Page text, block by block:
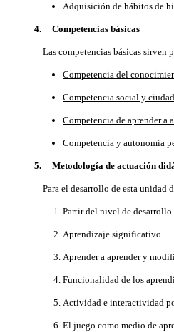
Adquisición de hábitos de
4. Competencias básicas
Las competencias básicas sirven
Competencia del
Competencia social y
Competencia de aprender a
Competencia y autonomía
5. Metodología de actuación
Para el desarrollo de esta unidad
Partir del nivel de desarrollo
Aprendizaje significativo.
Aprender a aprender y
Funcionalidad de los
Actividad e interactividad
El juego como medio de